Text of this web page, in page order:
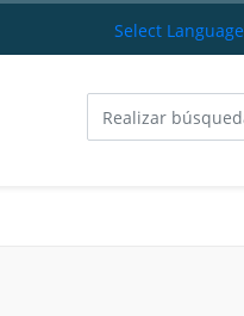
Select Language